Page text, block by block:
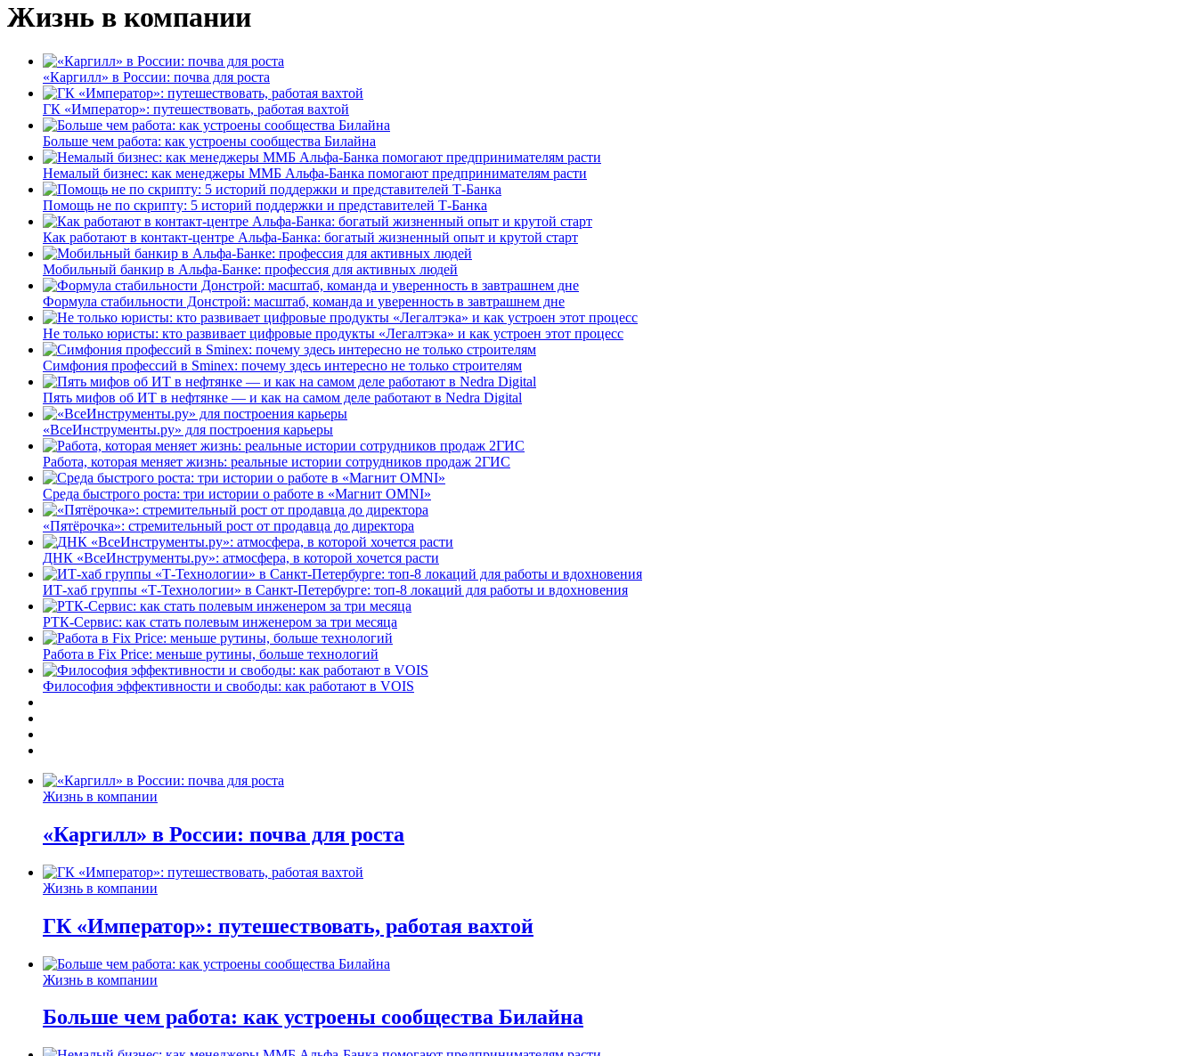
Жизнь в компании
«Каргилл» в России: почва для роста
ГК «Император»: путешествовать, работая вахтой
Больше чем работа: как устроены сообщества Билайна
Немалый бизнес: как менеджеры ММБ Альфа-Банка помогают предпринимателям расти
Помощь не по скрипту: 5 историй поддержки и представителей Т-Банка
Как работают в контакт-центре Альфа-Банка: богатый жизненный опыт и крутой старт
Мобильный банкир в Альфа-Банке: профессия для активных людей
Формула стабильности Донстрой: масштаб, команда и уверенность в завтрашнем дне
Не только юристы: кто развивает цифровые продукты «Легалтэка» и как устроен этот процесс
Симфония профессий в Sminex: почему здесь интересно не только строителям
Пять мифов об ИТ в нефтянке — и как на самом деле работают в Nedra Digital
«ВсеИнструменты.ру» для построения карьеры
Работа, которая меняет жизнь: реальные истории сотрудников продаж 2ГИС
Среда быстрого роста: три истории о работе в «Магнит OMNI»
«Пятёрочка»: стремительный рост от продавца до директора
ДНК «ВсеИнструменты.ру»: атмосфера, в которой хочется расти
ИТ-хаб группы «Т-Технологии» в Санкт-Петербурге: топ-8 локаций для работы и вдохновения
РТК-Сервис: как стать полевым инженером за три месяца
Работа в Fix Price: меньше рутины, больше технологий
Философия эффективности и свободы: как работают в VOIS
Жизнь в компании
«Каргилл» в России: почва для роста
Жизнь в компании
ГК «Император»: путешествовать, работая вахтой
Жизнь в компании
Больше чем работа: как устроены сообщества Билайна